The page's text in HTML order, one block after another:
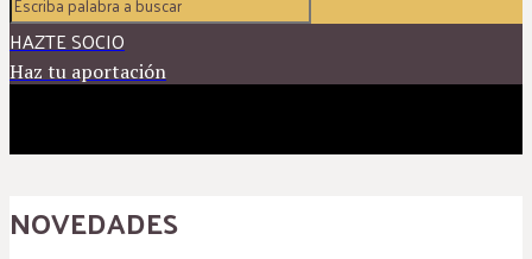
HAZTE SOCIO
Haz tu aportación
NOVEDADES